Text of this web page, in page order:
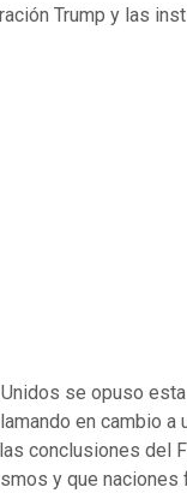
Trump y las
se opuso
en cambio a
conclusiones del
y que naciones